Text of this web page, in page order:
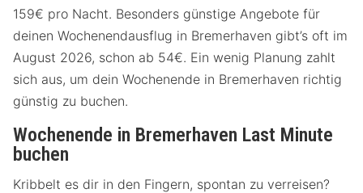
159€ pro Nacht. Besonders günstige Angebote für
deinen Wochenendausflug in Bremerhaven gibt’s oft im
August 2026, schon ab 54€. Ein wenig Planung zahlt
sich aus, um dein Wochenende in Bremerhaven richtig
günstig zu buchen.
Wochenende in Bremerhaven Last Minute
buchen
Kribbelt es dir in den Fingern, spontan zu verreisen?